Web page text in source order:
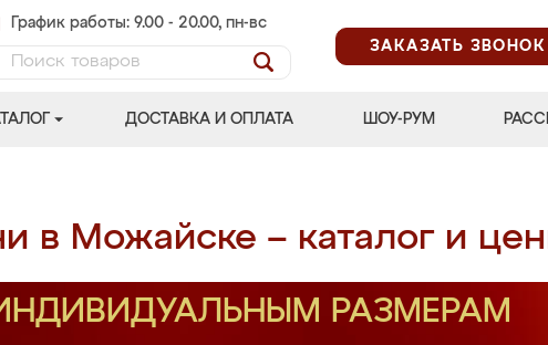
График работы: 9.00 - 20.00, пн-вс
ЗАКАЗАТЬ ЗВОНОК
ДОСТАВКА И ОПЛАТА ШОУ-РУМ
в Можайске – каталог и
РАЗМЕРАМ